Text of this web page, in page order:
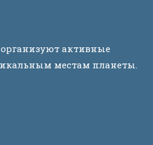
активные
местам планеты.